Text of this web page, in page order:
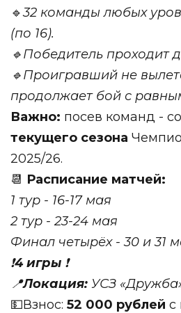
🔹32 команды любых
(по 16).
🔹Победитель проходит
🔹Проигравший не
продолжает бой с
Важно: посев команд -
текущего сезона
2025/26.
📆 Расписание матчей:
1 тур - 16-17 мая
2 тур - 23-24 мая
Финал четырёх - 30 и 31
❗️4 игры ❗️
📍Локация: УСЗ
💵Взнос: 52 000 рублей с